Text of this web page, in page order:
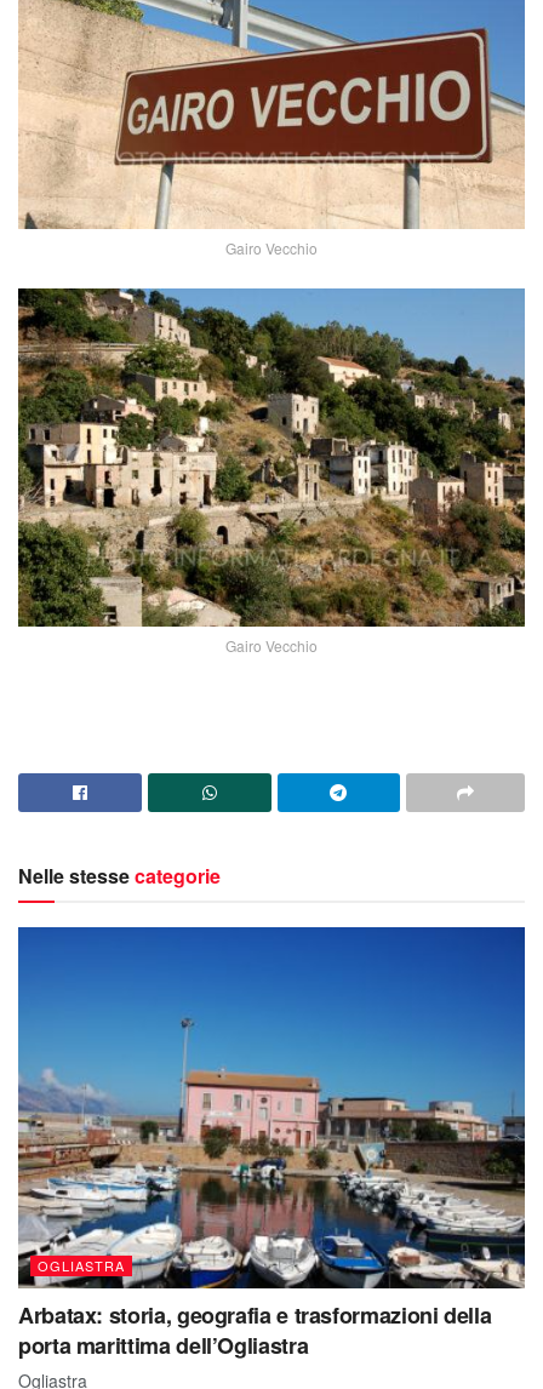
Gairo Vecchio
Gairo Vecchio
Nelle stessecategorie
OGLIASTRA
Arbatax: storia, geografia e trasformazioni della
porta marittima dell’Ogliastra
Ogliastra